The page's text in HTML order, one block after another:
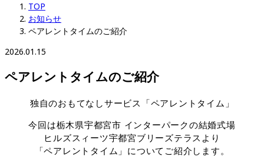
TOP
お知らせ
ペアレントタイムのご紹介
2026.01.15
ペアレントタイムのご紹介
独自のおもてなしサービス「ペアレントタイム」
今回は栃木県宇都宮市 インターパークの結婚式場
ヒルズスィーツ宇都宮ブリーズテラスより
「ペアレントタイム」についてご紹介します。